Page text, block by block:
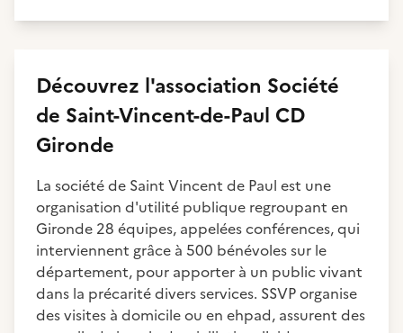
Découvrez l'association Société
de Saint-Vincent-de-Paul CD
Gironde
La société de Saint Vincent de Paul est une
organisation d'utilité publique regroupant en
Gironde 28 équipes, appelées conférences, qui
interviennent grâce à 500 bénévoles sur le
département, pour apporter à un public vivant
dans la précarité divers services. SSVP organise
des visites à domicile ou en ehpad, assurent des